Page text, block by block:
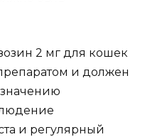
2 мг для кошек
и должен
и регулярный